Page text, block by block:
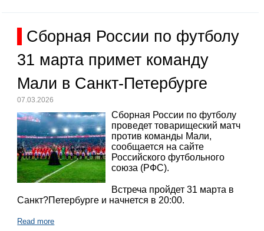
Сборная России по футболу
31 марта примет команду
Мали в Санкт-Петербурге
07.03.2026
Сборная России по футболу
проведет товарищеский матч
против команды Мали,
сообщается на сайте
Российского футбольного
союза (РФС).
Встреча пройдет 31 марта в
Санкт?Петербурге и начнется в 20:00.
Read more